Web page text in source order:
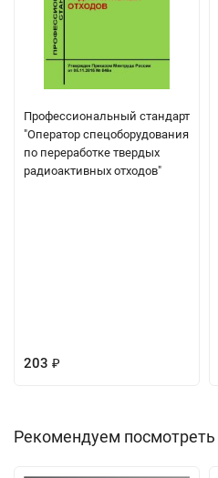
Профессиональный стандарт
"Оператор спецоборудования
по переработке твердых
радиоактивных отходов"
203 ₽
Рекомендуем посмотреть